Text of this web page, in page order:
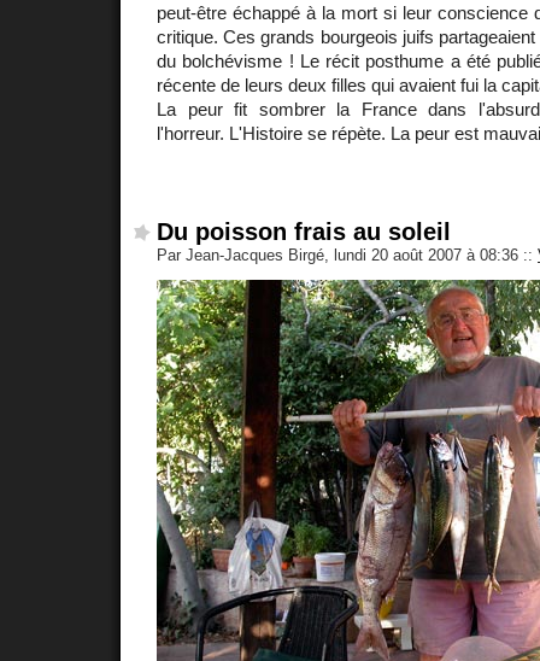
peut-être échappé à la mort si leur conscience
critique. Ces grands bourgeois juifs
du bolchévisme ! Le récit posthume a été
récente de leurs deux filles qui avaient fui la
La peur fit sombrer la France dans
l'horreur. L'Histoire se répète. La peur est
Du poisson frais au soleil
Par Jean-Jacques Birgé, lundi 20 août 2007 à 08:36 ::